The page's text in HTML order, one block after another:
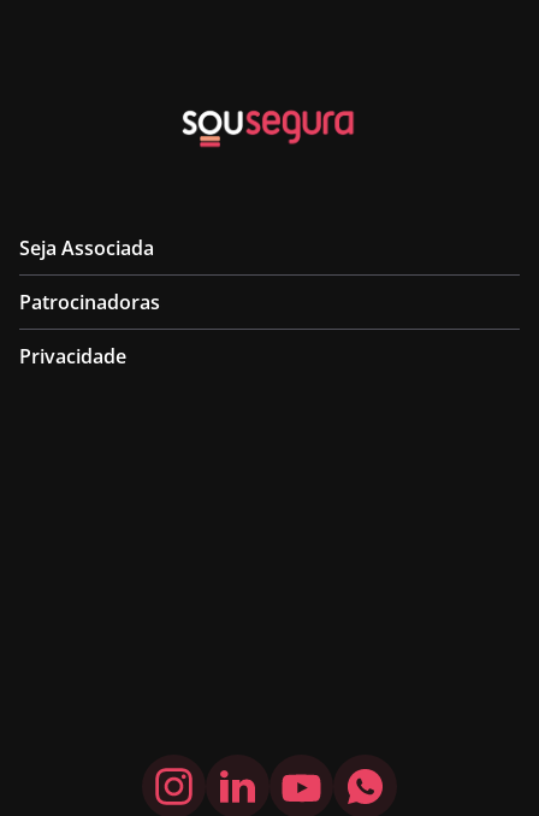
Seja Associada
Patrocinadoras
Privacidade